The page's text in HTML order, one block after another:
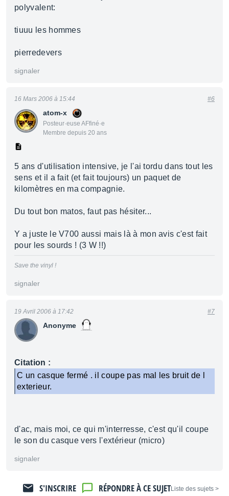
polyvalent:
tiuuu les hommes
pierredevers
signaler
atom-x
Posteur·euse AFfiné·e
Membre depuis 20 ans
16 Mars 2006 à 15:44 #6
5 ans d'utilisation intensive, je l'ai tordu dans tout les
sens et il a fait (et fait toujours) un paquet de
kilomètres en ma compagnie.
Du tout bon matos, faut pas hésiter...
Y a juste le V700 aussi mais là à mon avis c'est fait
pour les sourds ! (3 W !!)
Save the vinyl !
signaler
Anonyme
19 Avril 2006 à 17:42 #7
Citation :
C un casque fermé . il coupe pas mal les bruit de l
exterieur.
d'ac, mais moi, ce qui m'interresse, c'est qu'il coupe
le son du casque vers l'extérieur (micro)
signaler
< Liste des sujets
RÉPONDRE À CE SUJET
S'INSCRIRE